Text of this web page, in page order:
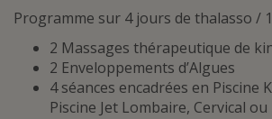
Programme sur 4 jours de thalasso /
2 Massages thérapeutique de
2 Enveloppements d’Algues
4 séances encadrées en Piscine
Piscine Jet Lombaire, Cervical